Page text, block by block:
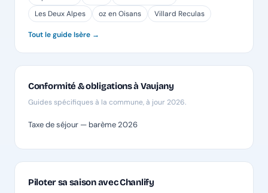
Les Deux Alpes
oz en Oisans Villard Reculas
Tout le guide Isère →
Conformité & obligations à Vaujany
Guides spécifiques à la commune, à jour 2026.
Taxe de séjour — barème 2026
Piloter sa saison avec Chanlify